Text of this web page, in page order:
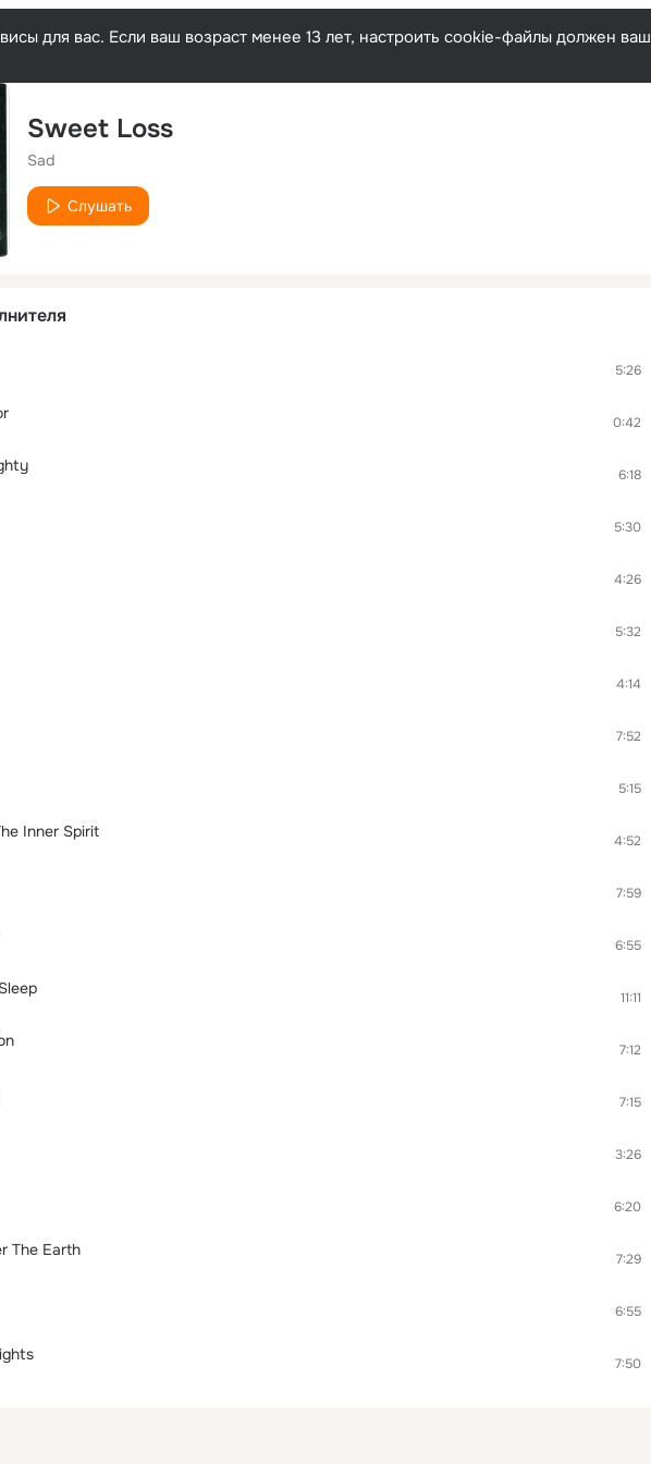
для вас. Если ваш возраст менее 13 лет, настроить cookie-файлы должен ваш
Sweet Loss
Sad
Слушать
5:26
0:42
6:18
5:30
4:26
5:32
4:14
7:52
5:15
Inner Spirit 4:52
7:59
6:55
11:11
7:12
7:15
3:26
6:20
The Earth 7:29
6:55
7:50